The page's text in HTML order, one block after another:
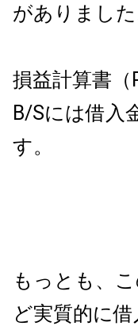
がありました
損益計算書
B/Sには借入
す。
もっとも、
ど実質的に